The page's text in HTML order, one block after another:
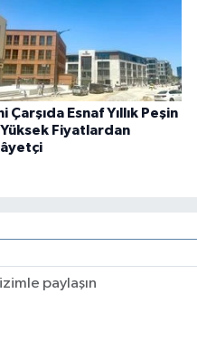
Çarşıda Esnaf Yıllık Peşin
Fiyatlardan